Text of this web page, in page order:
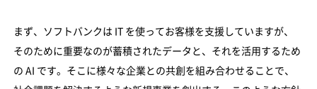
まず、ソフトバンクは IT を使ってお客様を支援していますが、
そのために重要なのが蓄積されたデータと、それを活用するため
の AI です。そこに様々な企業との共創を組み合わせることで、